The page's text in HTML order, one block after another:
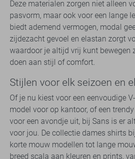
Deze materialen zorgen niet alleen
pasvorm, maar ook voor een lange
biedt ademend vermogen, modal
zijdezacht gevoel en elastan zorgt
waardoor je altijd vrij kunt bewegen
doen aan stijl of comfort.
Stijlen voor elk seizoen en
Of je nu kiest voor een eenvoudige
model voor op kantoor, of een
voor een avondje uit, bij Sans is er
voor jou. De collectie dames shirts
korte mouw modellen tot lange
breed scala aan kleuren en prints,